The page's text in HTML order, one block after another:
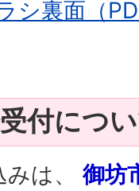
シ裏面（
付につ
は、 御坊